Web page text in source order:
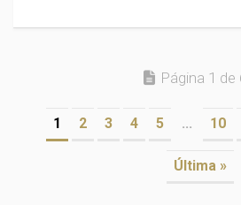
Página 1 de
1 2 3 4 5 ... 10
Última »